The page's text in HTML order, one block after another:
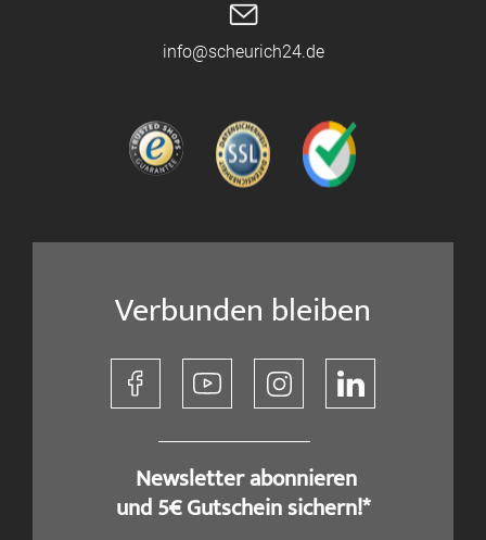
info@scheurich24.de
Verbunden bleiben
​ Newsletter abonnieren
und 5€ Gutschein sichern!*